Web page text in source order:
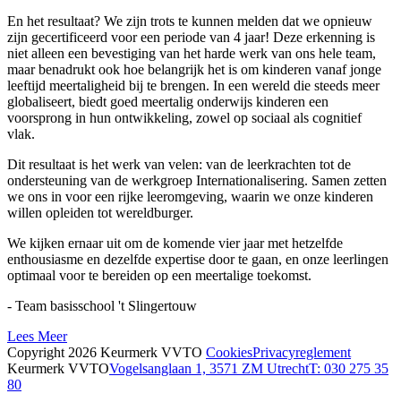
En het resultaat? We zijn trots te kunnen melden dat we opnieuw
zijn gecertificeerd voor een periode van 4 jaar! Deze erkenning is
niet alleen een bevestiging van het harde werk van ons hele team,
maar benadrukt ook hoe belangrijk het is om kinderen vanaf jonge
leeftijd meertaligheid bij te brengen. In een wereld die steeds meer
globaliseert, biedt goed meertalig onderwijs kinderen een
voorsprong in hun ontwikkeling, zowel op sociaal als cognitief
vlak.
Dit resultaat is het werk van velen: van de leerkrachten tot de
ondersteuning van de werkgroep Internationalisering. Samen zetten
we ons in voor een rijke leeromgeving, waarin we onze kinderen
willen opleiden tot wereldburger.
We kijken ernaar uit om de komende vier jaar met hetzelfde
enthousiasme en dezelfde expertise door te gaan, en onze leerlingen
optimaal voor te bereiden op een meertalige toekomst.
- Team basisschool 't Slingertouw
Lees Meer
Copyright 2026 Keurmerk VVTO CookiesPrivacyreglement
Keurmerk VVTOVogelsanglaan 1, 3571 ZM UtrechtT: 030 275 35
80